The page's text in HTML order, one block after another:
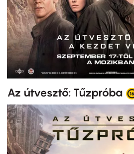
Az útvesztő: Tűzpróba